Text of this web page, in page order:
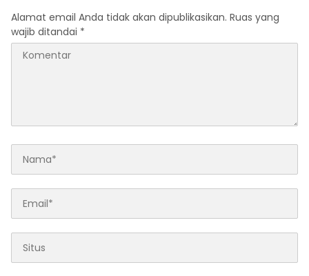
Alamat email Anda tidak akan dipublikasikan. Ruas yang
wajib ditandai *